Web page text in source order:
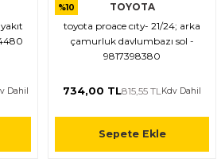
veya görüntülenemiyor.
bilgiler bulunuyor.
Dahil
%10
TOYOTA
toyota proace cıty- 21/24; arka
çamurluk davlumbazı sol -
9817398380
734,00 TL815,55 TLKdv Dahil
Sepete Ekle